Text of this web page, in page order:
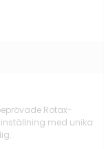
Rotax-
med unika